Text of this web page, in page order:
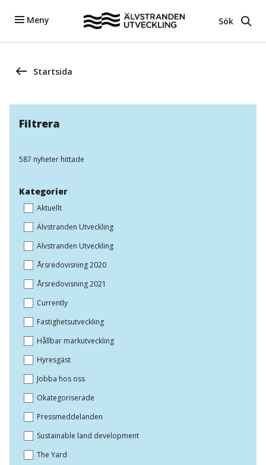
Meny Sök
Startsida
Filtrera
587 nyheter hittade
Kategorier
Aktuellt
Älvstranden Utveckling
Älvstranden Utveckling
Årsredovisning 2020
Årsredovisning 2021
Currently
Fastighetsutveckling
Hållbar markutveckling
Hyresgäst
Jobba hos oss
Okategoriserade
Pressmeddelanden
Sustainable land development
The Yard